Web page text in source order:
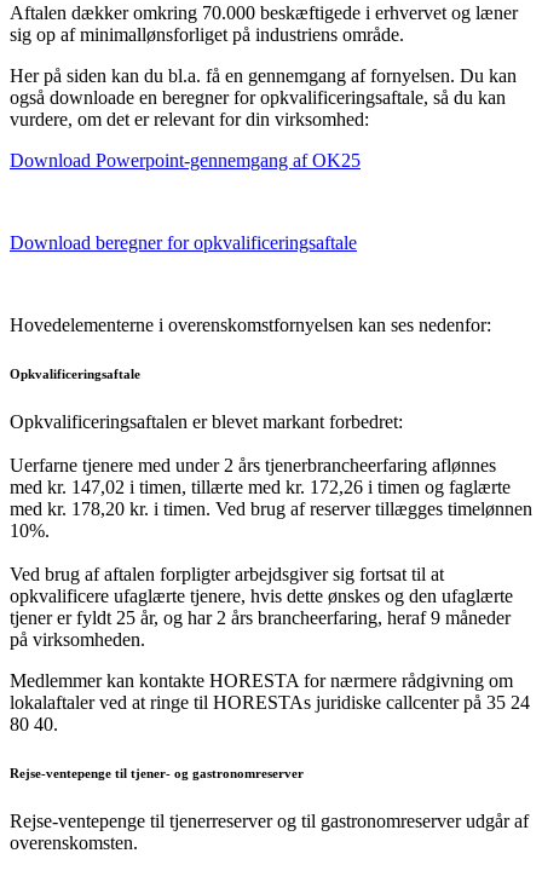
Aftalen dækker omkring 70.000 beskæftigede i erhvervet og læner
sig op af minimallønsforliget på industriens område.
Her på siden kan du bl.a. få en gennemgang af fornyelsen. Du kan
også downloade en beregner for opkvalificeringsaftale, så du kan
vurdere, om det er relevant for din virksomhed:
Download Powerpoint-gennemgang af OK25
Download beregner for opkvalificeringsaftale
Hovedelementerne i overenskomstfornyelsen kan ses nedenfor:
Opkvalificeringsaftale
Opkvalificeringsaftalen er blevet markant forbedret:
Uerfarne tjenere med under 2 års tjenerbrancheerfaring aflønnes
med kr. 147,02 i timen, tillærte med kr. 172,26 i timen og faglærte
med kr. 178,20 kr. i timen. Ved brug af reserver tillægges timelønnen
10%.
Ved brug af aftalen forpligter arbejdsgiver sig fortsat til at
opkvalificere ufaglærte tjenere, hvis dette ønskes og den ufaglærte
tjener er fyldt 25 år, og har 2 års brancheerfaring, heraf 9 måneder
på virksomheden.
Medlemmer kan kontakte HORESTA for nærmere rådgivning om
lokalaftaler ved at ringe til HORESTAs juridiske callcenter på 35 24
80 40.
Rejse-ventepenge til tjener- og gastronomreserver
Rejse-ventepenge til tjenerreserver og til gastronomreserver udgår af
overenskomsten.